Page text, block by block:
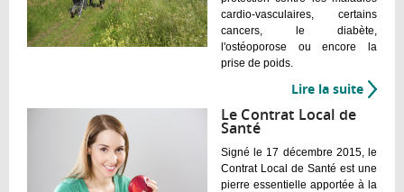
cardio-vasculaires, certains
cancers, le diabète,
l'ostéoporose ou encore la
prise de poids.
Lire la suite de
santé
Le Contrat Local de
Santé
Signé le 17 décembre 2015, le
Contrat Local de Santé est une
pierre essentielle apportée à la